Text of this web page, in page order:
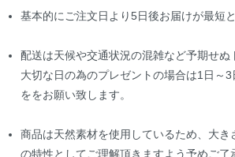
基本的にご注文日より5日後お届けが最短
配送は天候や交通状況の混雑など予期せぬ
大切な日の為のプレゼントの場合は1日～
ををお願い致します。
商品は天然素材を使用しているため、大
の特性としてご理解頂きますよう予めご了